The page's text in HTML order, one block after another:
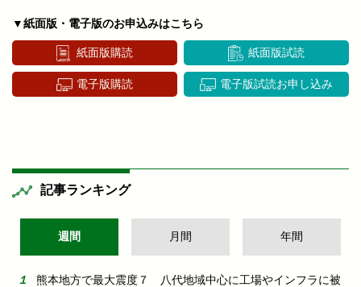
▼紙面版・電子版のお申込みはこちら
紙面版購読 紙面版試読
電子版購読 電子版試読お申し込み
記事ランキング
週間 月間 年間
熊本地方で最大震度７ 八代地域中心に工場やインフラに被